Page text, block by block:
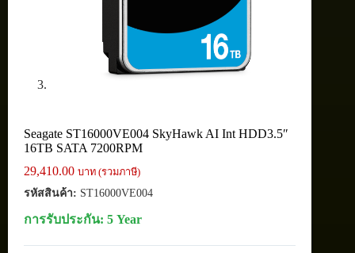
Seagate ST16000VE004 SkyHawk AI Int HDD3.5″
16TB SATA 7200RPM
29,410.00 บาท (รวมภาษี)
รหัสสินค้า: ST16000VE004
การรับประกัน: 5 Year